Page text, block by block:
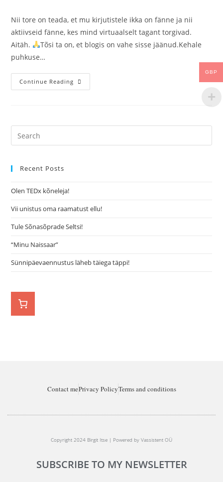
Nii tore on teada, et mu kirjutistele ikka on fänne ja nii
aktiivseid fänne, kes mind virtuaalselt tagant torgivad.
Aitäh.
Tõsi ta on, et blogis on vahe sisse jäänud.Kehale
puhkuse…
Continue Reading
Recent Posts
Olen TEDx kõneleja!
Vii unistus oma raamatust ellu!
Tule Sõnasõprade Seltsi!
“Minu Naissaar”
Sünnipäevaennustus läheb täiega täppi!
Contact mePrivacy PolicyTerms and conditions
Copyright 2024 Birgit Itse | Powered by Vassistent OÜ
SUBSCRIBE TO MY NEWSLETTER
GBP